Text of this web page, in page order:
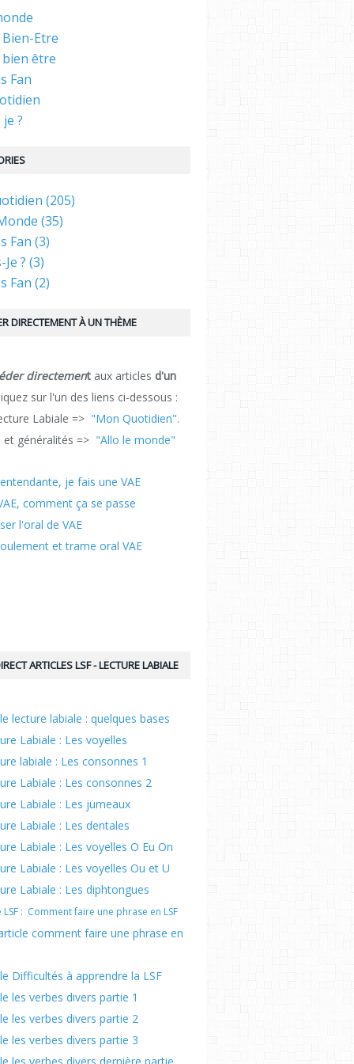
Etre
bien être
Fan
?
(205)
(35)
Fan (3)
? (3)
Fan (2)
DIRECTEMENT À UN THÈME
directement aux articles d'un
sur l'un des liens ci-dessous :
Labiale => "Mon Quotidien".
et généralités => "Allo le monde"
je fais une VAE
comment ça se passe
l'oral de VAE
et trame oral VAE
ARTICLES LSF - LECTURE LABIALE
lecture labiale : quelques bases
Labiale : Les voyelles
labiale : Les consonnes 1
Labiale : Les consonnes 2
Labiale : Les jumeaux
Labiale : Les dentales
Labiale : Les voyelles O Eu On
Labiale : Les voyelles Ou et U
Labiale : Les diphtongues
: Comment faire une phrase en LSF
comment faire une phrase en
Difficultés à apprendre la LSF
les verbes divers partie 1
les verbes divers partie 2
les verbes divers partie 3